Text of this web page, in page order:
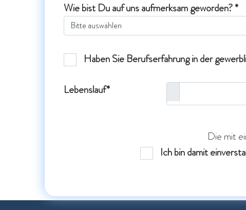
Wie bist Du auf uns aufmerksam geworden? *
Haben Sie Berufserfahrung in der
Lebenslauf*
Die mit
Ich bin damit